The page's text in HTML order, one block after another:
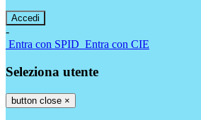
-
Entra con SPID Entra con CIE
Seleziona utente
button close ×